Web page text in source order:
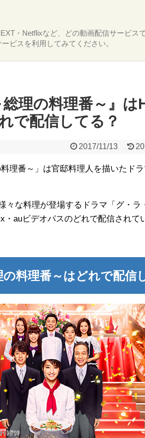
・Netflixなど、どの動画配信サービ
ビスを利用してみてください。
総理の料理番～』は
で配信してる？
2017/11/13
理番～」は官邸料理人を描いたド
々な料理が登場するドラマ「グ・ラ
・auビデオパスのどれで配信されて
料理番～はどれで配信